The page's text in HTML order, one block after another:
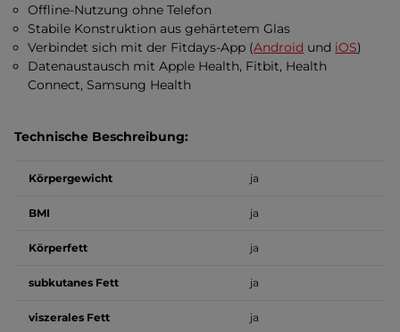
Offline-Nutzung ohne Telefon
Stabile Konstruktion aus gehärtetem Glas
Verbindet sich mit der Fitdays-App (Android und iOS)
Datenaustausch mit Apple Health, Fitbit, Health
Connect, Samsung Health
Technische Beschreibung:
Körpergewicht ja
BMI ja
Körperfett ja
subkutanes Fett ja
viszerales Fett ja